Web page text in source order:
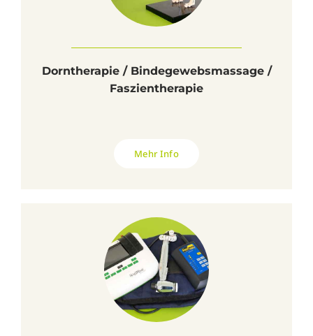
Dorntherapie / Bindegewebsmassage /
Faszientherapie
Mehr Info